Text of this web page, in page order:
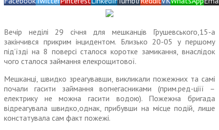
Вечір неділі 29 січня для мешканців Грушевського,15-а
закінчився прикрим інцидентом. Близько 20-05 у першому
під’їзді на 8 поверсі сталося коротке замикання, внаслідок
чого сталося займання елекрощитової.
Мешканці, швидко зреагувавши, викликали пожежних та самі
почали гасити займання вогнегасниками (прим.ред-ціїї –
електрику не можна гасити водою). Пожежна бригада
відреагувала швидко,однак, прибувши на місце подій, лише
констатувала сам факт пожежі.